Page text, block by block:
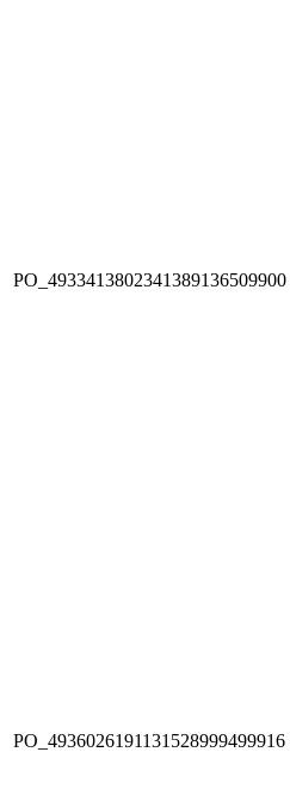
PO_4933413802341389136509900
PO_4936026191131528999499916